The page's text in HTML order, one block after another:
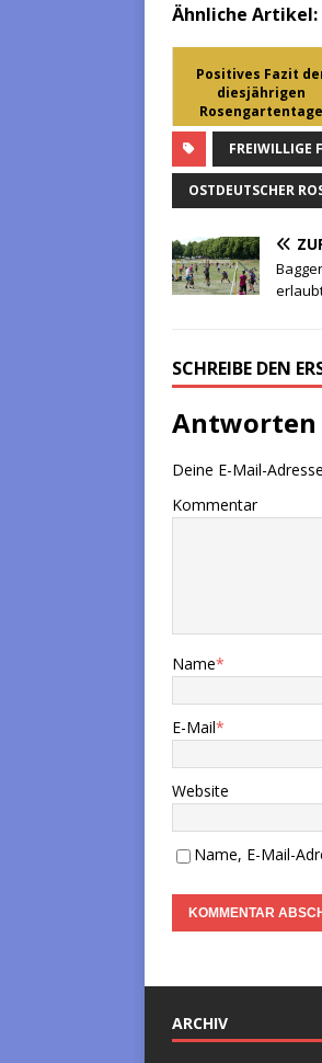
Ähnliche Artikel:
Positives Fazit
diesjährigen
Rosengartentage
FREIWILLIGE
OSTDEUTSCHER
SCHREIBE DEN
Antworten
Deine E-Mail-
Kommentar
Name*
E-Mail*
Website
Name, E-Mail-
ARCHIV